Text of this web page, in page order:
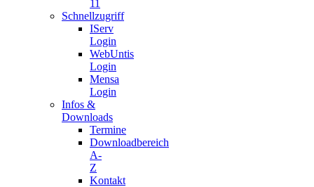
11
Schnellzugriff
IServ
Login
WebUntis
Login
Mensa
Login
Infos &
Downloads
Termine
Downloadbereich
A-
Z
Kontakt